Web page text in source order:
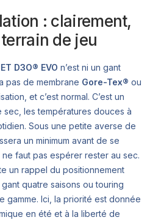
: clairement,
terrain de jeu
D3O® EVO n’est ni un gant
pas de membrane Gore-Tex® ou
et c’est normal. C’est un
sec, les températures douces à
Sous une petite averse de
un minimum avant de se
faut pas espérer rester au sec.
un rappel du positionnement
quatre saisons ou touring
gamme. Ici, la priorité est donnée
en été et à la liberté de